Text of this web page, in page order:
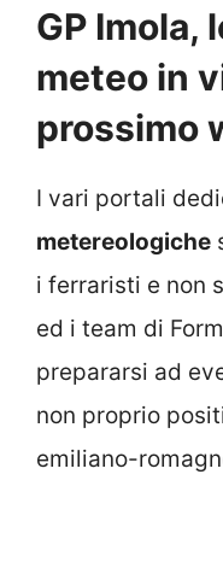
GP Imola,
meteo in
prossimo
I vari portali
metereologiche
i ferraristi e non
ed i team di
prepararsi ad
non proprio
emiliano-